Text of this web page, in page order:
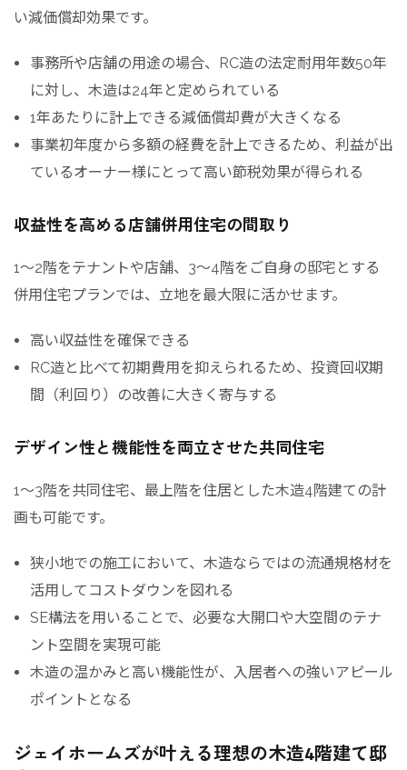
い減価償却効果です。
事務所や店舗の用途の場合、RC造の法定耐用年数50年
に対し、木造は24年と定められている
1年あたりに計上できる減価償却費が大きくなる
事業初年度から多額の経費を計上できるため、利益が出
ているオーナー様にとって高い節税効果が得られる
収益性を高める店舗併用住宅の間取り
1〜2階をテナントや店舗、3〜4階をご自身の邸宅とする
併用住宅プランでは、立地を最大限に活かせます。
高い収益性を確保できる
RC造と比べて初期費用を抑えられるため、投資回収期
間（利回り）の改善に大きく寄与する
デザイン性と機能性を両立させた共同住宅
1〜3階を共同住宅、最上階を住居とした木造4階建ての計
画も可能です。
狭小地での施工において、木造ならではの流通規格材を
活用してコストダウンを図れる
SE構法を用いることで、必要な大開口や大空間のテナ
ント空間を実現可能
木造の温かみと高い機能性が、入居者への強いアピール
ポイントとなる
ジェイホームズが叶える理想の木造4階建て邸